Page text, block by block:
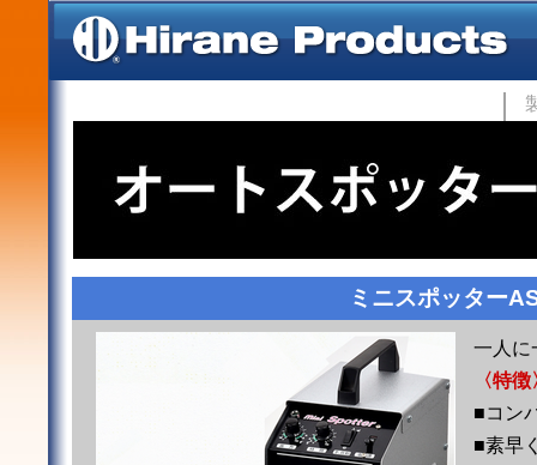
ミニスポッター
一人に
〈特徴
■コン
■素早